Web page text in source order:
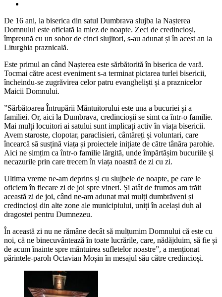
De 16 ani, la biserica din satul Dumbrava slujba la Nașterea
Domnului este oficiată la miez de noapte. Zeci de credincioși,
împreună cu un sobor de cinci slujitori, s-au adunat și în acest an la
Liturghia praznicală.
Este primul an când Nașterea este sărbătorită în biserica de vară.
Tocmai către acest eveniment s-a terminat pictarea turlei bisericii,
încheindu-se zugrăvirea celor patru evangheliști și a praznicelor
Maicii Domnului.
”Sărbătoarea Întrupării Mântuitorului este una a bucuriei și a
familiei. Or, aici la Dumbrava, credincioșii se simt ca într-o familie.
Mai mulți locuitori ai satului sunt implicați activ în viața bisericii.
Avem staroste, clopotar, paraclisieri, cântăreți și voluntari, care
încearcă să susțină viața și proiectele inițiate de către tânăra parohie.
Aici ne simțim ca într-o familie lărgită, unde împărtășim bucuriile și
necazurile prin care trecem în viața noastră de zi cu zi.
Ultima vreme ne-am deprins și cu slujbele de noapte, pe care le
oficiem în fiecare zi de joi spre vineri. Și atât de frumos am trăit
această zi de joi, când ne-am adunat mai mulți dumbrăveni și
credincioși din alte zone ale municipiului, uniți în același duh al
dragostei pentru Dumnezeu.
În această zi nu ne rămâne decât să mulțumim Domnului că este cu
noi, că ne binecuvântează în toate lucrările, care, nădăjduim, să fie și
de acum înainte spre mântuirea sufletelor noastre”, a menționat
părintele-paroh Octavian Moșin în mesajul său către credincioși.